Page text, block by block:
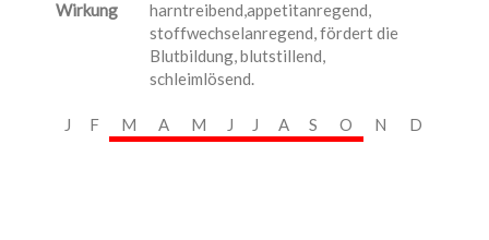
Wirkung
harntreibend,appetitanregend,
stoffwechselanregend, fördert die
Blutbildung, blutstillend,
schleimlösend.
J F M A M J J A S O N D